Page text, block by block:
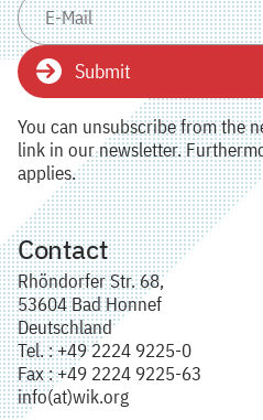
Submit
You can unsubscribe from the
link in our newsletter.
applies.
Contact
Rhöndorfer Str. 68,
53604 Bad Honnef
Deutschland
Tel. : +49 2224 9225-0
Fax : +49 2224 9225-63
info(at)wik.org